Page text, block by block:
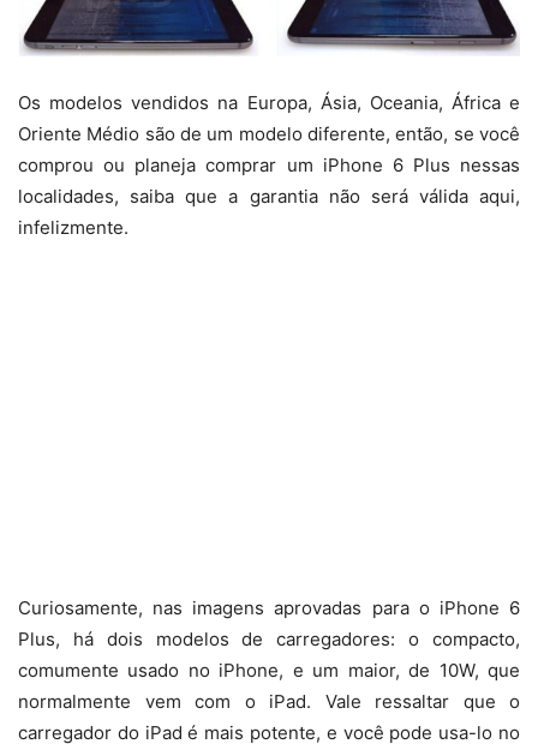
Os modelos vendidos na Europa, Ásia, Oceania, África e
Oriente Médio são de um modelo diferente, então, se você
comprou ou planeja comprar um iPhone 6 Plus nessas
localidades, saiba que a garantia não será válida aqui,
infelizmente.
Curiosamente, nas imagens aprovadas para o iPhone 6
Plus, há dois modelos de carregadores: o compacto,
comumente usado no iPhone, e um maior, de 10W, que
normalmente vem com o iPad. Vale ressaltar que o
carregador do iPad é mais potente, e você pode usa-lo no